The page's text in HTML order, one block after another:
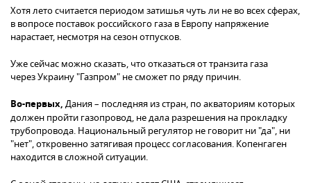
Хотя лето считается периодом затишья чуть ли не во всех сферах,
в вопросе поставок российского газа в Европу напряжение
нарастает, несмотря на сезон отпусков.
Уже сейчас можно сказать, что отказаться от транзита газа
через Украину "Газпром" не сможет по ряду причин.
Во-первых, Дания – последняя из стран, по акваториям которых
должен пройти газопровод, не дала разрешения на прокладку
трубопровода. Национальный регулятор не говорит ни "да", ни
"нет", откровенно затягивая процесс согласования. Копенгаген
находится в сложной ситуации.